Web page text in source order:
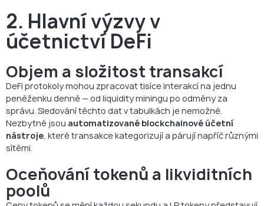
2. Hlavní výzvy v
účetnictví DeFi
Objem a složitost transakcí
DeFi protokoly mohou zpracovat tisíce interakcí na jednu
peněženku denně — od liquidity miningu po odměny za
správu. Sledování těchto dat v tabulkách je nemožné.
Nezbytné jsou automatizované blockchainové účetní
nástroje, které transakce kategorizují a párují napříč různými
sítěmi.
Oceňování tokenů a likviditních
poolů